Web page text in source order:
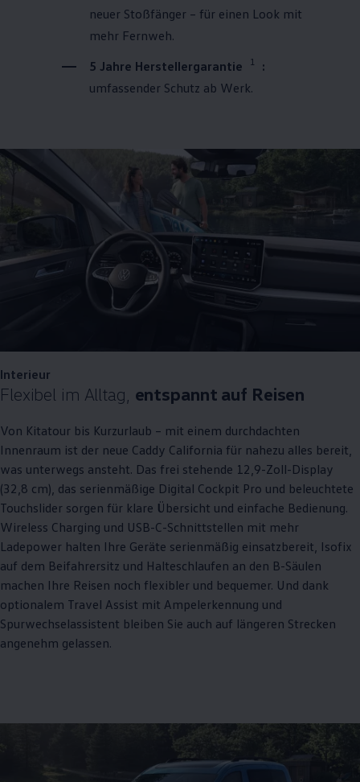
neuer Stoßfänger – für einen Look mit
mehr Fernweh.
5 Jahre Herstellergarantie
1
:
umfassender Schutz ab Werk.
Interieur
Flexibel im Alltag, entspannt auf Reisen
Von Kitatour bis Kurzurlaub – mit einem durchdachten
Innenraum ist der neue Caddy California für nahezu alles bereit,
was unterwegs ansteht. Das frei stehende 12,9-Zoll-Display
(32,8 cm), das serienmäßige Digital Cockpit Pro und beleuchtete
Touchslider sorgen für klare Übersicht und einfache Bedienung.
Wireless Charging und USB-C-Schnittstellen mit mehr
Ladepower halten Ihre Geräte serienmäßig einsatzbereit, Isofix
auf dem Beifahrersitz und Halteschlaufen an den B-Säulen
machen Ihre Reisen noch flexibler und bequemer. Und dank
optionalem Travel Assist mit Ampelerkennung und
Spurwechselassistent bleiben Sie auch auf längeren Strecken
angenehm gelassen.